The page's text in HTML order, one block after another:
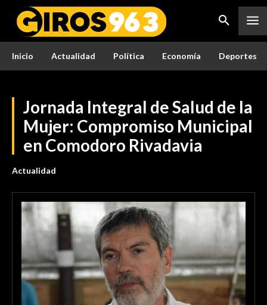
Inicio Actualidad Política Economía Deportes
Jornada Integral de Salud de la
Mujer: Compromiso Municipal
en Comodoro Rivadavia
Actualidad